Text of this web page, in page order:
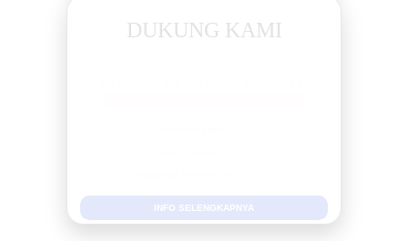
DUKUNG KAMI
INFO SELENGKAPNYA